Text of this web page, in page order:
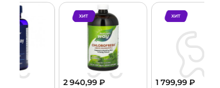
₽